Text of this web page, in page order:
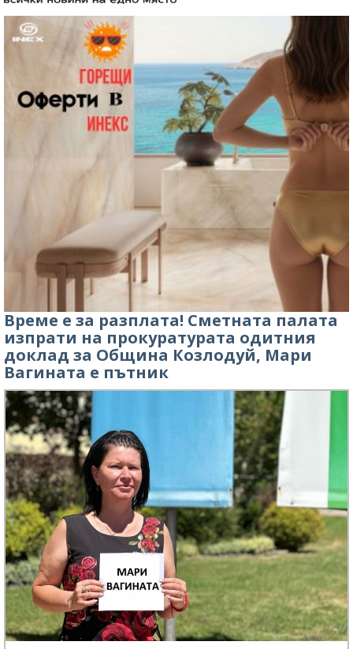
Време е за разплата! Сметната палата
изпрати на прокуратурата одитния
доклад за Община Козлодуй, Мари
Вагината е пътник